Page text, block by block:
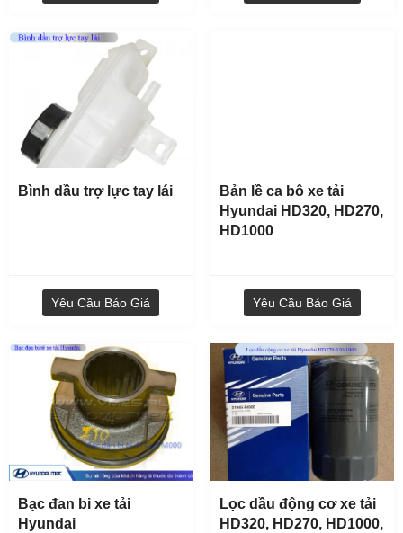
Yêu Cầu Báo Giá
Bình dầu trợ lực tay lái
Yêu Cầu Báo Giá
Bản lề ca bô xe tải
Hyundai HD320, HD270,
HD1000
Yêu Cầu Báo Giá
Bạc đan bi xe tải
Hyundai
Lọc dầu động cơ xe tải
HD320, HD270, HD1000,